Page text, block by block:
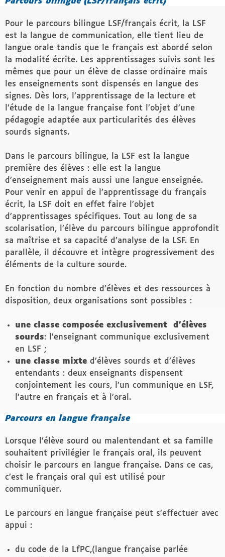
Pour le parcours bilingue LSF/français écrit, la LSF
est la langue de communication, elle tient lieu de
langue orale tandis que le français est abordé selon
la modalité écrite. Les apprentissages suivis sont les
mêmes que pour un élève de classe ordinaire mais
les enseignements sont dispensés en langue des
signes. Dès lors, l’apprentissage de la lecture et
l’étude de la langue française font l’objet d’une
pédagogie adaptée aux particularités des élèves
sourds signants.
Dans le parcours bilingue, la LSF est la langue
première des élèves : elle est la langue
d’enseignement mais aussi une langue enseignée.
Pour venir en appui de l’apprentissage du français
écrit, la LSF doit en effet faire l’objet
d’apprentissages spécifiques. Tout au long de sa
scolarisation, l’élève du parcours bilingue approfondit
sa maîtrise et sa capacité d’analyse de la LSF. En
parallèle, il découvre et intègre progressivement des
éléments de la culture sourde.
En fonction du nombre d’élèves et des ressources à
disposition, deux organisations sont possibles :
une classe composée exclusivement d’élèves
sourds: l’enseignant communique exclusivement
en LSF ;
une classe mixte d’élèves sourds et d’élèves
entendants : deux enseignants dispensent
conjointement les cours, l’un communique en LSF,
l’autre en français et à l’oral.
Parcours en langue française
Lorsque l’élève sourd ou malentendant et sa famille
souhaitent privilégier le français oral, ils peuvent
choisir le parcours en langue française. Dans ce cas,
c’est le français oral qui est utilisé pour
communiquer.
Le parcours en langue française peut s’effectuer avec
appui :
du code de la LfPC,(langue française parlée